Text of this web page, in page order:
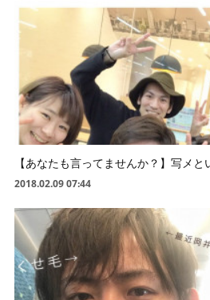
【あなたも言ってませんか？】写メと
2018.02.09 07:44